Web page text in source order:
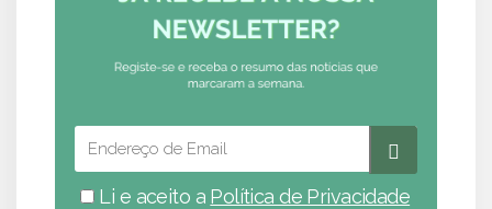
Li e aceito a Política de Privacidade